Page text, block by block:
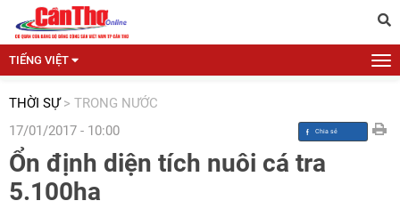
TIẾNG VIỆT
THỜI SỰ > TRONG NƯỚC
17/01/2017 - 10:00
Ổn định diện tích nuôi cá tra
5.100ha